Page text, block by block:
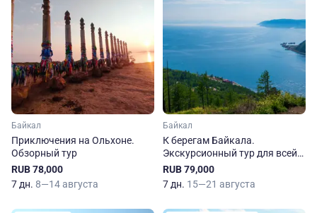
Байкал
Приключения на Ольхоне.
Обзорный тур
RUB 78,000
7 дн. 8—14 августа
Байкал
К берегам Байкала.
Экскурсионный тур для всей
семьи
RUB 79,000
7 дн. 15—21 августа